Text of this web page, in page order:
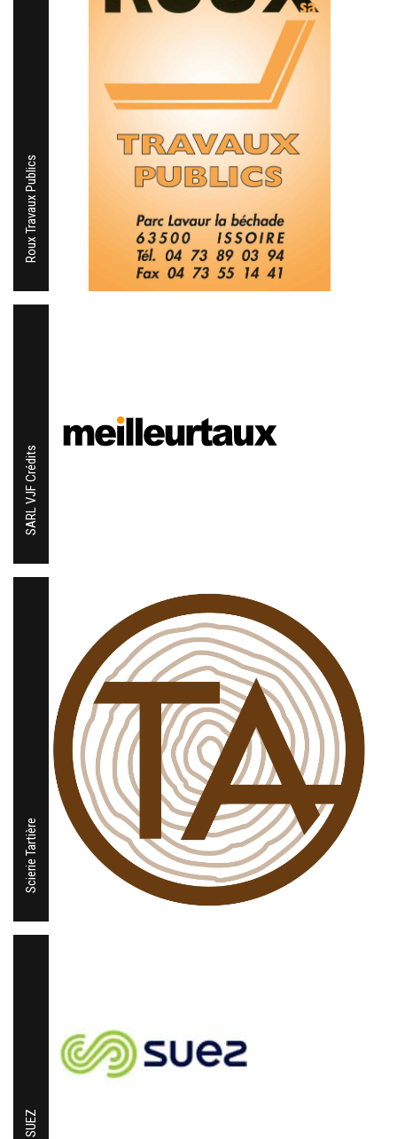
Roux Travaux Publics
SARL VJF Crédits
Scierie Tartière
SUEZ